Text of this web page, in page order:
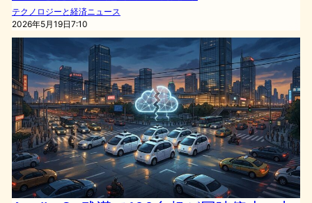
テクノロジーと経済ニュース
2026年5月19日7:10